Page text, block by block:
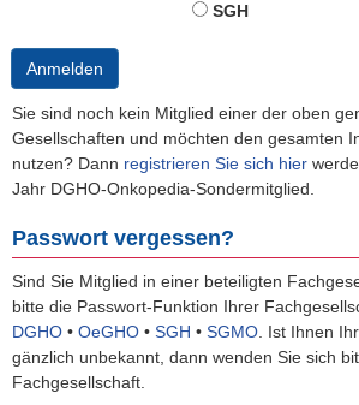
SGH
Anmelden
Sie sind noch kein Mitglied einer der oben
Gesellschaften und möchten den gesamten
nutzen? Dann registrieren Sie sich hier
Jahr DGHO-Onkopedia-Sondermitglied.
Passwort vergessen?
Sind Sie Mitglied in einer beteiligten
bitte die Passwort-Funktion Ihrer
DGHO • OeGHO • SGH • SGMO Ist Ihnen
gänzlich unbekannt, dann wenden Sie sich
Fachgesellschaft.